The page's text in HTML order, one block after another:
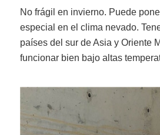
No frágil en invierno. Puede
especial en el clima nevado.
países del sur de Asia y Oriente
funcionar bien bajo altas